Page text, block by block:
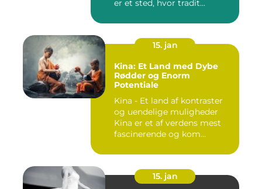
er et sted, hvor tradit...
15. jan
Kina: Et Land med Dybe
Rødder og Enorm
Potentiale
Kina - Et land af kontraster
og uendelige muligheder
Kina er et af verdens mest
fascinerende og kom...
15. jan